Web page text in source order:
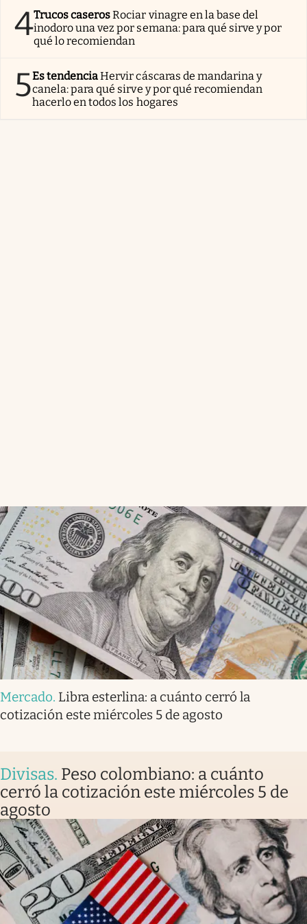
4Trucos caserosRociar vinagre en la base del
inodoro una vez por semana: para qué sirve y por
qué lo recomiendan
5Es tendenciaHervir cáscaras de mandarina y
canela: para qué sirve y por qué recomiendan
hacerlo en todos los hogares
Mercado. Libra esterlina: a cuánto cerró la
cotización este miércoles 5 de agosto
Divisas. Peso colombiano: a cuánto
cerró la cotización este miércoles 5 de
agosto